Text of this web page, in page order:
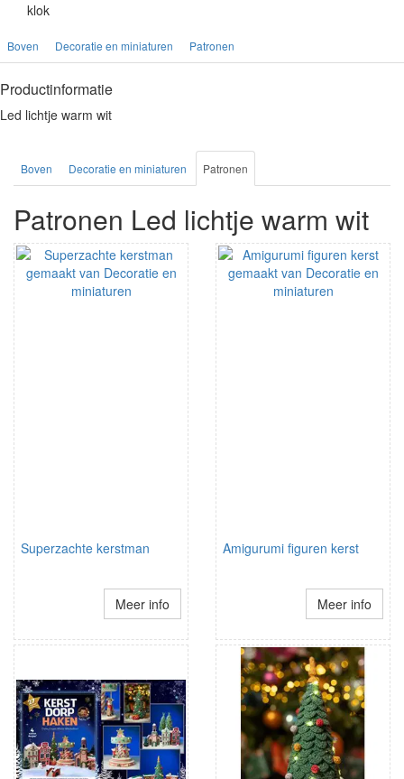
klok
Boven Decoratie en miniaturen Patronen
Productinformatie
Led lichtje warm wit
Boven Decoratie en miniaturen Patronen
Patronen Led lichtje warm wit
Superzachte kerstman
Meer info
Amigurumi figuren kerst
Meer info